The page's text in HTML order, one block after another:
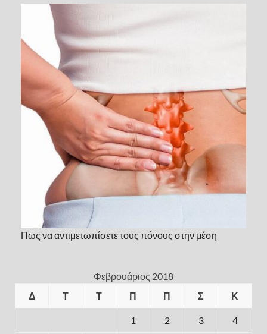
Πως να αντιμετωπίσετε τους πόνους στην μέση
Φεβρουάριος 2018
Δ
Τ Τ Π Π Σ Κ
1 2 3 4